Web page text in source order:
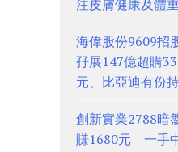
注皮膚健康及體
海偉股份9609招
孖展147億超購
元、比亞迪有份
創新實業2788暗
賺1680元 一手